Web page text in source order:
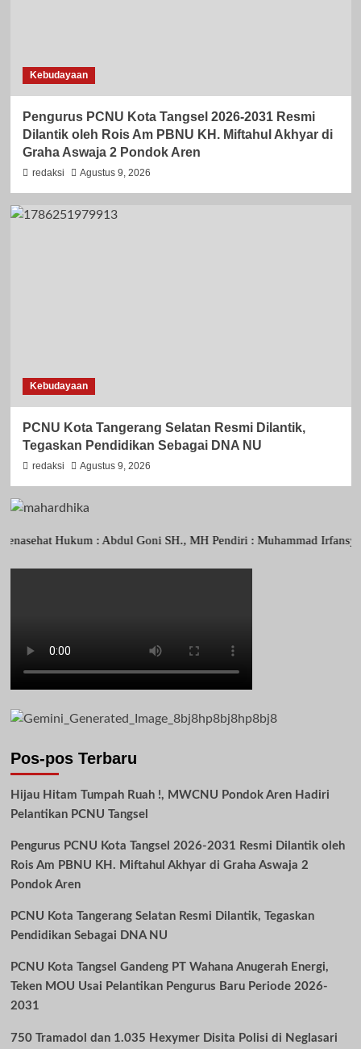
Kebudayaan
Pengurus PCNU Kota Tangsel 2026-2031 Resmi
Dilantik oleh Rois Am PBNU KH. Miftahul Akhyar di
Graha Aswaja 2 Pondok Aren
redaksi Agustus 9, 2026
Kebudayaan
PCNU Kota Tangerang Selatan Resmi Dilantik,
Tegaskan Pendidikan Sebagai DNA NU
redaksi Agustus 9, 2026
Hukum : Abdul Goni SH., MH Pendiri : Muhammad Irfansyah,
Pos-pos Terbaru
Hijau Hitam Tumpah Ruah !, MWCNU Pondok Aren Hadiri
Pelantikan PCNU Tangsel
Pengurus PCNU Kota Tangsel 2026-2031 Resmi Dilantik oleh
Rois Am PBNU KH. Miftahul Akhyar di Graha Aswaja 2
Pondok Aren
PCNU Kota Tangerang Selatan Resmi Dilantik, Tegaskan
Pendidikan Sebagai DNA NU
PCNU Kota Tangsel Gandeng PT Wahana Anugerah Energi,
Teken MOU Usai Pelantikan Pengurus Baru Periode 2026-
2031
750 Tramadol dan 1.035 Hexymer Disita Polisi di Neglasari